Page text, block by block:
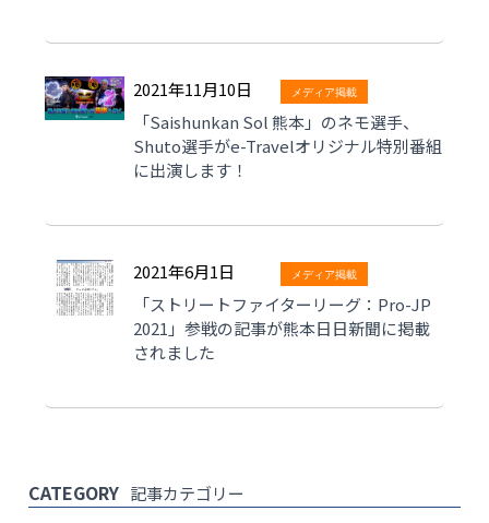
2021年11月10日 メディア掲載
「Saishunkan Sol 熊本」のネモ選手、
Shuto選手がe-Travelオリジナル特別番組
に出演します！
2021年6月1日 メディア掲載
「ストリートファイターリーグ：Pro-JP
2021」参戦の記事が熊本日日新聞に掲載
されました
CATEGORY 記事カテゴリー